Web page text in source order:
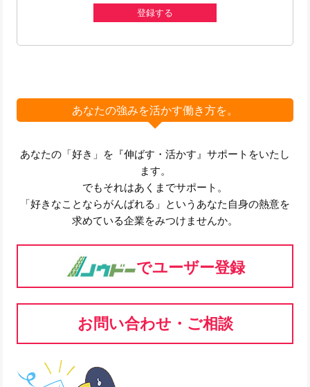
登録する
あなたの強みを活かす働き方を。
あなたの「好き」を『伸ばす・活かす』サポートをいたし
ます。
でもそれはあくまでサポート。
「好きなことならがんばれる」というあなた自身の熱意を
求めている企業をみつけませんか。
でユーザー登録
お問い合わせ・ご相談